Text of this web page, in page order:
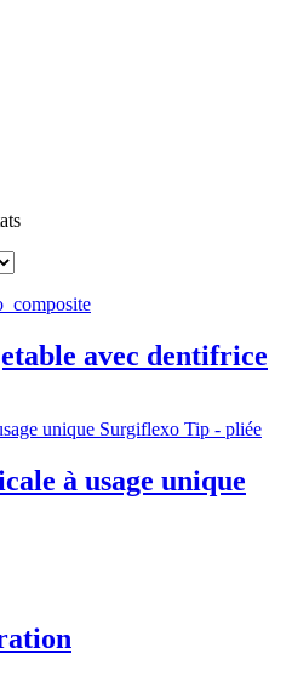
avec dentifrice
à usage unique